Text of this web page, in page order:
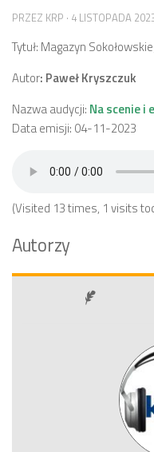
PRZEZ KRP · 4 LISTOPADA
Tytuł: Magazyn
Autor: Paweł Kryszczuk
Nazwa audycji: Na scenie i
Data emisji: 04-11-2023
(Visited 13 times, 1 visits
Autorzy